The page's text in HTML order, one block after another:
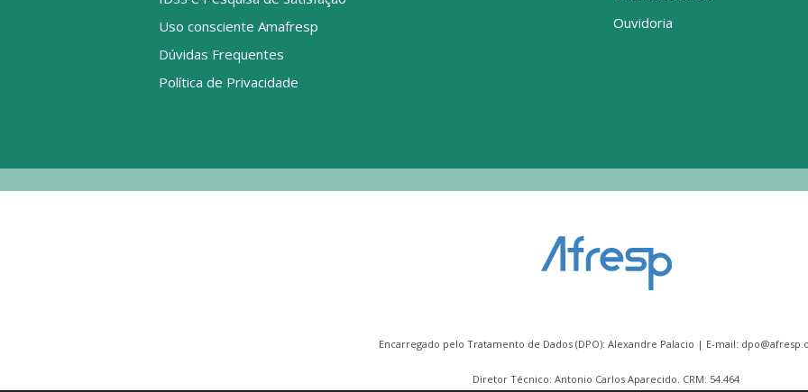
Uso consciente Amafresp
Dúvidas Frequentes
Política de Privacidade
Ouvidoria
Encarregado pelo Tratamento de Dados (DPO): Alexandre Palacio | E-mail:
Diretor Técnico: Antonio Carlos Aparecido. CRM: 54.464